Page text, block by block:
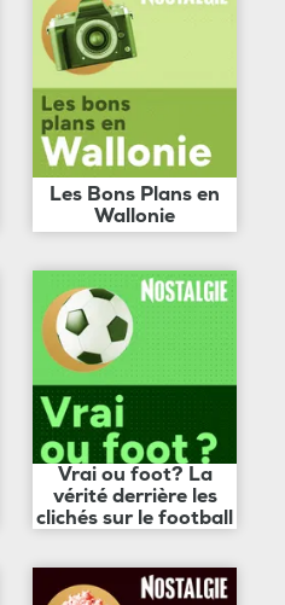
Les Bons Plans en
Wallonie
Vrai ou foot? La
vérité derrière les
clichés sur le football